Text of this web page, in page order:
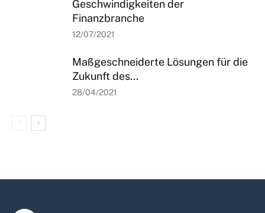
Geschwindigkeiten der
Finanzbranche
12/07/2021
Maßgeschneiderte Lösungen für die
Zukunft des...
28/04/2021